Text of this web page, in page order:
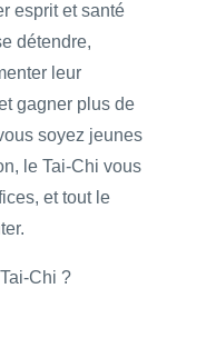
esprit et santé
détendre,
leur
gagner plus de
soyez jeunes
le Tai-Chi vous
et tout le
Chi ?